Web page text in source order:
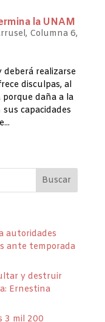
la UNAM
, Columna 6,
deberá realizarse
disculpas, al
daña a la
capacidades
autoridades
ante temporada
y destruir
Ernestina
3 mil 200